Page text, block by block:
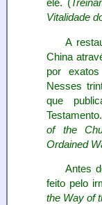
ele. (
Vitalidade
A
China
por
Nesses
que
of the
Ordained
Antes
feito pelo
the Way of